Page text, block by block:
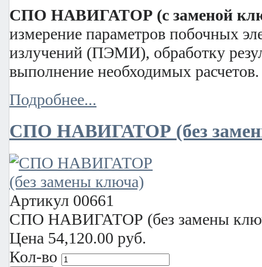
СПО НАВИГАТОР (с заменой
измерение параметров побочных
излучений (ПЭМИ), обработку
выполнение необходимых расчетов.
Подробнее...
СПО НАВИГАТОР (без
Артикул 00661
СПО НАВИГАТОР (без замены
Цена 54,120.00 руб.
Кол-во